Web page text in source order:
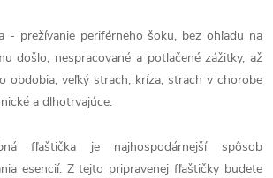
- prežívanie periférneho šoku, bez ohľadu na
došlo, nespracované a potlačené zážitky, až
obdobia, veľký strach, kríza, strach v chorobe
a dlhotrvajúce.
fľaštička je najhospodárnejší spôsob
esencií. Z tejto pripravenej fľaštičky budete